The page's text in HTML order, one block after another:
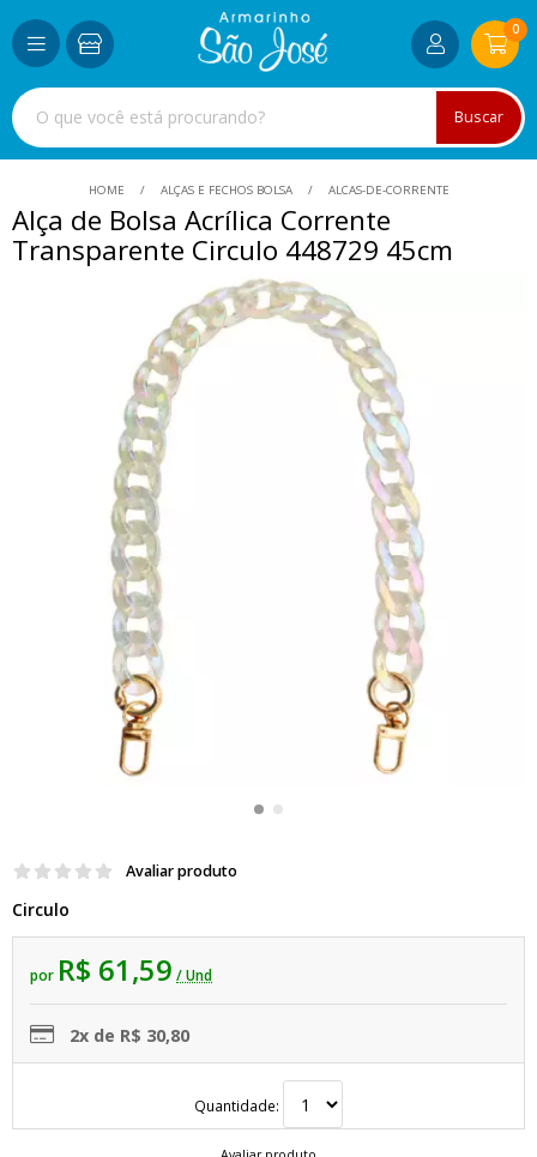
Buscar
0
HOME ALÇAS E FECHOS BOLSA ALCAS-DE-CORRENTE
Alça de Bolsa Acrílica Corrente
Transparente Circulo 448729 45cm
Avaliar produto
Circulo
por R$ 61,59 / Und
2x de R$ 30,80
Quantidade: